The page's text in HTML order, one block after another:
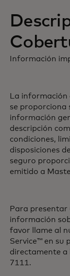
Información
La
se proporciona
información
descripción
condiciones,
disposiciones
seguro
emitido a
Para presentar
información
favor llame al
Service™ en su
directamente a
7111.